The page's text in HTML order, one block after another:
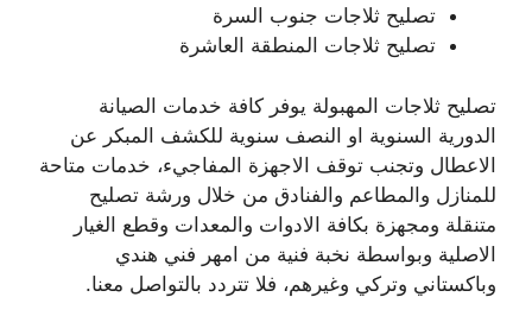
تصليح ثلاجات جنوب السرة
تصليح ثلاجات المنطقة العاشرة
تصليح ثلاجات المهبولة يوفر كافة خدمات الصيانة
الدورية السنوية او النصف سنوية للكشف المبكر عن
الاعطال وتجنب توقف الاجهزة المفاجيء، خدمات متاحة
للمنازل والمطاعم والفنادق من خلال ورشة تصليح
متنقلة ومجهزة بكافة الادوات والمعدات وقطع الغيار
الاصلية وبواسطة نخبة فنية من امهر فني هندي
وباكستاني وتركي وغيرهم، فلا تتردد بالتواصل معنا.